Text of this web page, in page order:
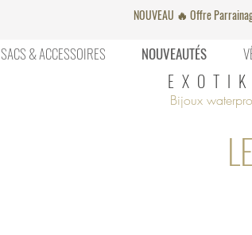
NOUVEAU 🔥 Offre
SACS & ACCESSOIRES
Bijoux
NOUVEAUTÉS